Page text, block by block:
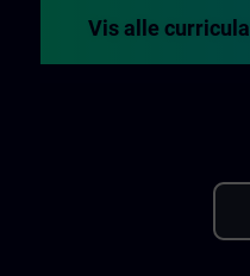
Vis alle curricula